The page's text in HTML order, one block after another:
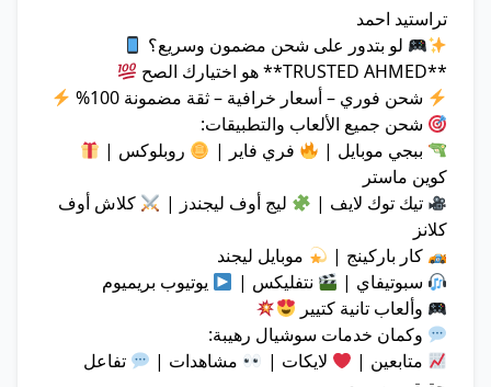
تراستيد احمد
لو بتدور على شحن مضمون وسريع؟
**TRUSTED AHMED** هو اختيارك الصح
شحن فوري – أسعار خرافية – ثقة مضمونة 100%
شحن جميع الألعاب والتطبيقات:
ببجي موبايل |
فري فاير |
روبلوكس |
كوين ماستر
تيك توك لايف |
ليج أوف ليجندز |
كلاش أوف
كلانز
كار باركينج |
موبايل ليجند
سبوتيفاي |
نتفليكس |
يوتيوب بريميوم
وألعاب تانية كتيير
وكمان خدمات سوشيال رهيبة:
متابعين |
لايكات | مشاهدات |
تفاعل